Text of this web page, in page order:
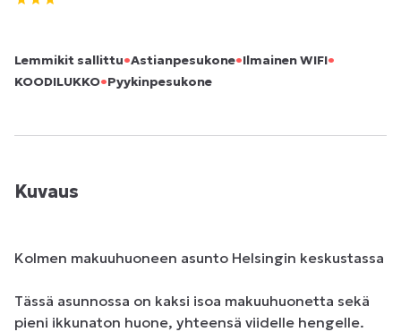
Lemmikit sallittu•Astianpesukone•Ilmainen WIFI•
KOODILUKKO•Pyykinpesukone
Kuvaus
Kolmen makuuhuoneen asunto Helsingin keskustassa
Tässä asunnossa on kaksi isoa makuuhuonetta sekä
pieni ikkunaton huone, yhteensä viidelle hengelle.